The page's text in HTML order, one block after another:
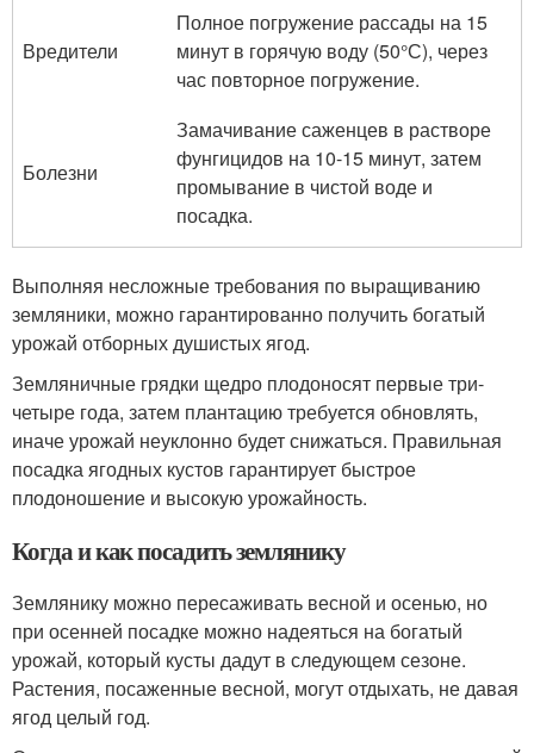
Вредители
Полное погружение рассады на 15
минут в горячую воду (50°С), через
час повторное погружение.
Болезни
Замачивание саженцев в растворе
фунгицидов на 10-15 минут, затем
промывание в чистой воде и
посадка.
Выполняя несложные требования по выращиванию
земляники, можно гарантированно получить богатый
урожай отборных душистых ягод.
Земляничные грядки щедро плодоносят первые три-
четыре года, затем плантацию требуется обновлять,
иначе урожай неуклонно будет снижаться. Правильная
посадка ягодных кустов гарантирует быстрое
плодоношение и высокую урожайность.
Когда и как посадить землянику
Землянику можно пересаживать весной и осенью, но
при осенней посадке можно надеяться на богатый
урожай, который кусты дадут в следующем сезоне.
Растения, посаженные весной, могут отдыхать, не давая
ягод целый год.